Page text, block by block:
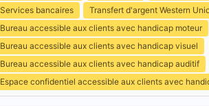
Services bancaires
Transfert d'argent Western
Bureau accessible aux clients avec handicap moteur
Bureau accessible aux clients avec handicap visuel
Bureau accessible aux clients avec handicap auditif
Espace confidentiel accessible aux clients avec